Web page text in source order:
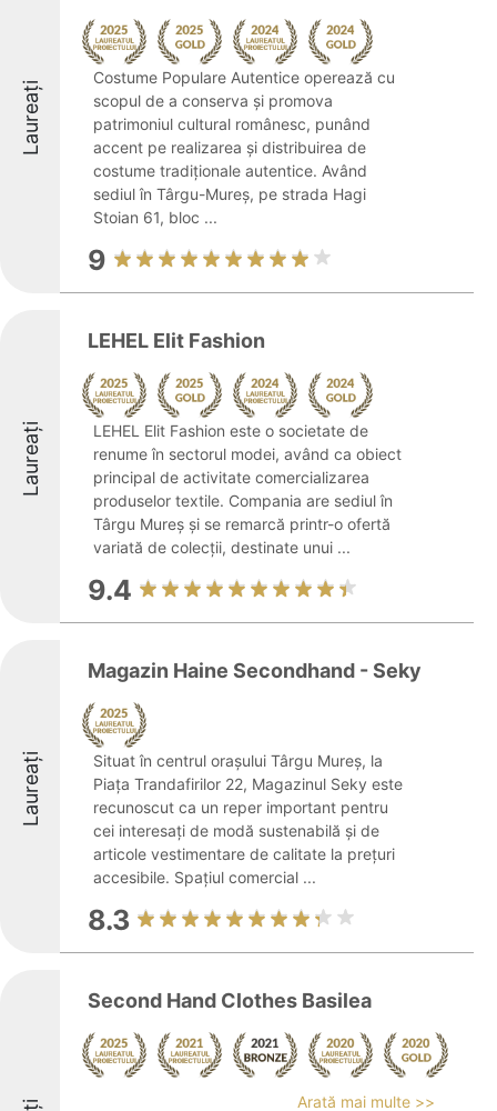
Laureați
Costume Populare Autentice operează cu
scopul de a conserva și promova
patrimoniul cultural românesc, punând
accent pe realizarea și distribuirea de
costume tradiționale autentice. Având
sediul în Târgu-Mureș, pe strada Hagi
Stoian 61, bloc ...
9
Laureați
LEHEL Elit Fashion
LEHEL Elit Fashion este o societate de
renume în sectorul modei, având ca obiect
principal de activitate comercializarea
produselor textile. Compania are sediul în
Târgu Mureș și se remarcă printr-o ofertă
variată de colecții, destinate unui ...
9.4
Laureați
Magazin Haine Secondhand - Seky
Situat în centrul orașului Târgu Mureș, la
Piața Trandafirilor 22, Magazinul Seky este
recunoscut ca un reper important pentru
cei interesați de modă sustenabilă și de
articole vestimentare de calitate la prețuri
accesibile. Spațiul comercial ...
8.3
Second Hand Clothes Basilea
Arată mai multe >>